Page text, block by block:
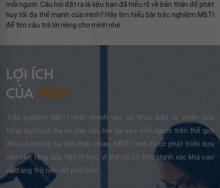
mỗi người. Câu hỏi đặt ra là liệu bạn đã hiểu rõ về bản thân để phát
huy tối đa thế mạnh của mình? Hãy tìm hiểu bài trắc nghiệm MBTI
để tìm câu trả lời riêng cho mình nhé.
LỢI ÍCH
CỦA MBTI
Trắc nghiệm MBTI nhấn mạnh vào sự khác biệt tự nhiên của
từng người,và trả lời cho câu hỏi tại sao mỗi người trên thế giới
đều có những cá tính khác nhau. MBTI test được phát triển dựa
vào nền tảng của tâm lý học, vì thế nó có tính chính xác khá cao
và đang trở nên rất phổ biến.